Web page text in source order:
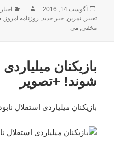
ارسال
شده
در
آگوست 14, 2016 نویسنده
تغییر,تمرین,خبر جدید, روزنامه امروز,
مخفی,می
بازیکنان
شوند! +تصویر
بازیکنان میلیاردی استقلال